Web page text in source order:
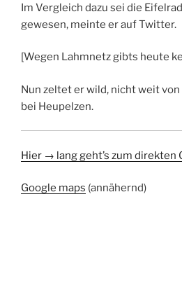
Im Vergleich dazu sei die
gewesen, meinte er auf Twitter.
[Wegen Lahmnetz gibts heute
Nun zeltet er wild, nicht weit
bei Heupelzen.
Hier → lang geht’s zum direkten
Google maps (annähernd)